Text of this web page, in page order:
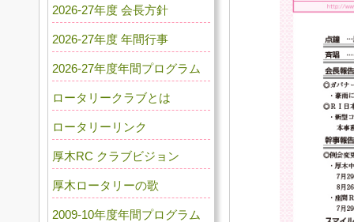
2026-27年度 会長方針
2026-27年度 年間行事
2026-27年度年間プログラム
ロータリークラブとは
ロータリーリンク
厚木RC クラブビジョン
厚木ロータリーの歌
2009-10年度年間プログラム